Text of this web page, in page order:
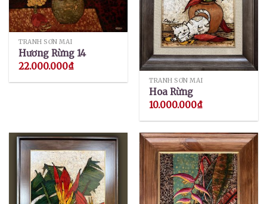
TRANH SƠN MÀI
Hương Rừng 14
22.000.000₫
TRANH SƠN MÀI
Hoa Rừng
10.000.000₫